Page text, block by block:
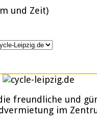
und Zeit)
freundliche und
im